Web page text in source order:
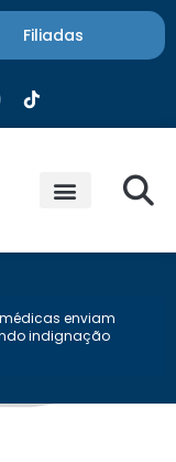
Filiadas
enviam
indignação